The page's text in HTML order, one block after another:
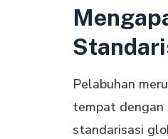
Pelabuhan
tempat dengan
standarisasi